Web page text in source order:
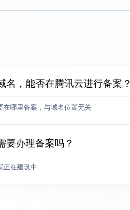
名，能否在腾讯云进行备案？
哪里备案，与域名位置无关
要办理备案吗？
正在建设中